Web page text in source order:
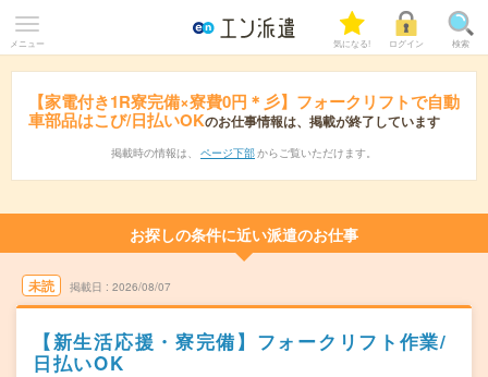
メニュー 気になる! ログイン 検索
【家電付き1R寮完備×寮費0円＊彡】フォークリフトで自動
車部品はこび/日払いOKのお仕事情報は、掲載が終了しています
掲載時の情報は、 ページ下部 からご覧いただけます。
お探しの条件に近い派遣のお仕事
未読 掲載日 2026/08/07
【新生活応援・寮完備】フォークリフト作業/
日払いOK